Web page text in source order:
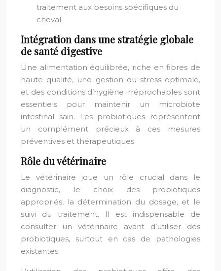
traitement aux besoins spécifiques du
cheval.
Intégration dans une stratégie globale
de santé digestive
Une alimentation équilibrée, riche en fibres de
haute qualité, une gestion du stress optimale,
et des conditions d’hygiène irréprochables sont
essentiels pour maintenir un microbiote
intestinal sain. Les probiotiques représentent
un complément précieux à ces mesures
préventives et thérapeutiques.
Rôle du vétérinaire
Le vétérinaire joue un rôle crucial dans le
diagnostic, le choix des probiotiques
appropriés, la détermination du dosage, et le
suivi du traitement. Il est indispensable de
consulter un vétérinaire avant d’utiliser des
probiotiques, surtout en cas de pathologies
existantes.